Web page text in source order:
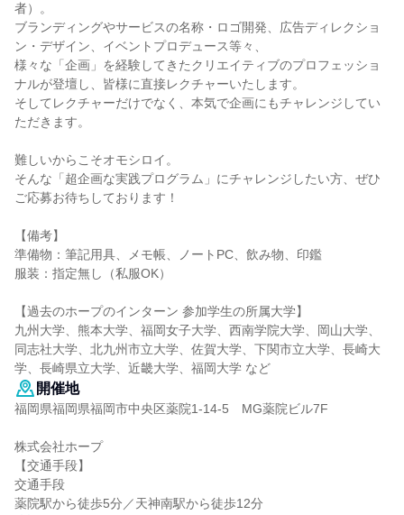
者）。
ブランディングやサービスの名称・ロゴ開発、広告ディレクショ
ン・デザイン、イベントプロデュース等々、
様々な「企画」を経験してきたクリエイティブのプロフェッショ
ナルが登壇し、皆様に直接レクチャーいたします。
そしてレクチャーだけでなく、本気で企画にもチャレンジしてい
ただきます。
難しいからこそオモシロイ。
そんな「超企画な実践プログラム」にチャレンジしたい方、ぜひ
ご応募お待ちしております！
【備考】
準備物：筆記用具、メモ帳、ノートPC、飲み物、印鑑
服装：指定無し（私服OK）
【過去のホープのインターン 参加学生の所属大学】
九州大学、熊本大学、福岡女子大学、西南学院大学、岡山大学、
同志社大学、北九州市立大学、佐賀大学、下関市立大学、長崎大
学、長崎県立大学、近畿大学、福岡大学 など
開催地
福岡県福岡県福岡市中央区薬院1-14-5 MG薬院ビル7F
株式会社ホープ
【交通手段】
交通手段
薬院駅から徒歩5分／天神南駅から徒歩12分